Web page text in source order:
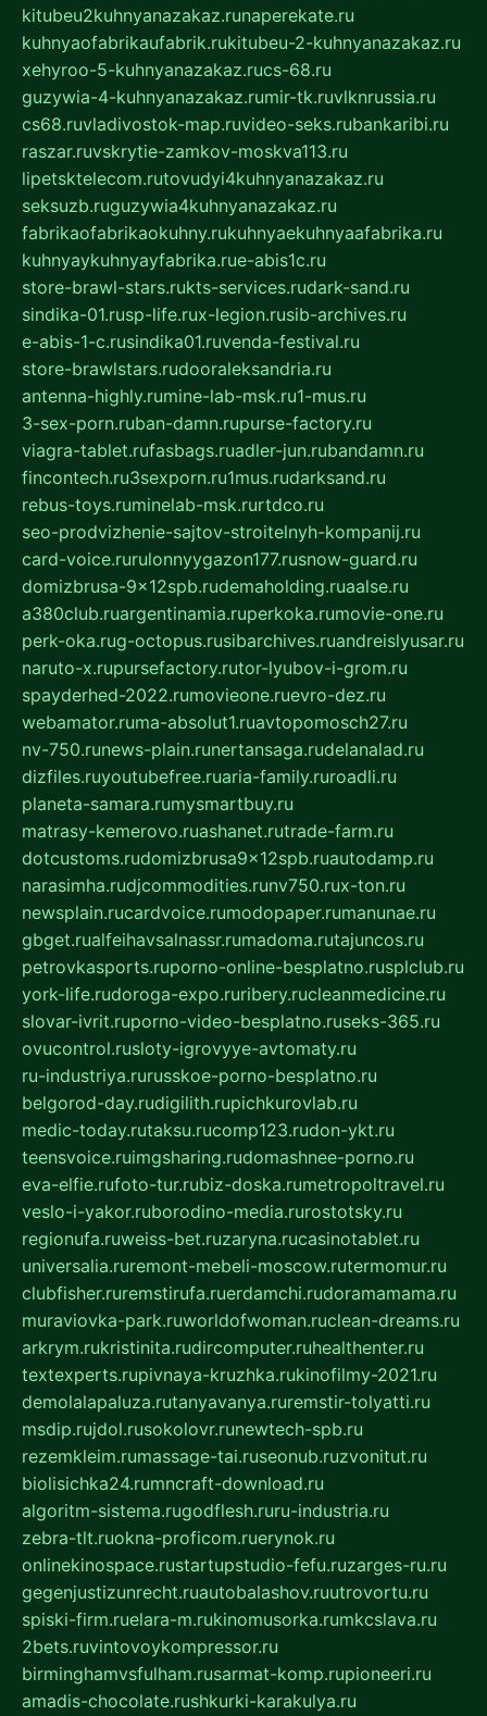
kitubeu2kuhnyanazakaz.runaperekate.ru
kuhnyaofabrikaufabrik.rukitubeu-2-kuhnyanazakaz.ru
xehyroo-5-kuhnyanazakaz.rucs-68.ru
guzywia-4-kuhnyanazakaz.rumir-tk.ruvlknrussia.ru
cs68.ruvladivostok-map.ruvideo-seks.rubankaribi.ru
raszar.ruvskrytie-zamkov-moskva113.ru
lipetsktelecom.rutovudyi4kuhnyanazakaz.ru
seksuzb.ruguzywia4kuhnyanazakaz.ru
fabrikaofabrikaokuhny.rukuhnyaekuhnyaafabrika.ru
kuhnyaykuhnyayfabrika.rue-abis1c.ru
store-brawl-stars.rukts-services.rudark-sand.ru
sindika-01.rusp-life.rux-legion.rusib-archives.ru
e-abis-1-c.rusindika01.ruvenda-festival.ru
store-brawlstars.rudooraleksandria.ru
antenna-highly.rumine-lab-msk.ru1-mus.ru
3-sex-porn.ruban-damn.rupurse-factory.ru
viagra-tablet.rufasbags.ruadler-jun.rubandamn.ru
fincontech.ru3sexporn.ru1mus.rudarksand.ru
rebus-toys.ruminelab-msk.rurtdco.ru
seo-prodvizhenie-sajtov-stroitelnyh-kompanij.ru
card-voice.rurulonnyygazon177.rusnow-guard.ru
domizbrusa-9x12spb.rudemaholding.ruaalse.ru
a380club.ruargentinamia.ruperkoka.rumovie-one.ru
perk-oka.rug-octopus.rusibarchives.ruandreislyusar.ru
naruto-x.rupursefactory.rutor-lyubov-i-grom.ru
spayderhed-2022.rumovieone.ruevro-dez.ru
webamator.ruma-absolut1.ruavtopomosch27.ru
nv-750.runews-plain.runertansaga.rudelanalad.ru
dizfiles.ruyoutubefree.ruaria-family.ruroadli.ru
planeta-samara.rumysmartbuy.ru
matrasy-kemerovo.ruashanet.rutrade-farm.ru
dotcustoms.rudomizbrusa9x12spb.ruautodamp.ru
narasimha.rudjcommodities.runv750.rux-ton.ru
newsplain.rucardvoice.rumodopaper.rumanunae.ru
gbget.rualfeihavsalnassr.rumadoma.rutajuncos.ru
petrovkasports.ruporno-online-besplatno.rusplclub.ru
york-life.rudoroga-expo.ruribery.rucleanmedicine.ru
slovar-ivrit.ruporno-video-besplatno.ruseks-365.ru
ovucontrol.rusloty-igrovyye-avtomaty.ru
ru-industriya.rurusskoe-porno-besplatno.ru
belgorod-day.rudigilith.rupichkurovlab.ru
medic-today.rutaksu.rucomp123.rudon-ykt.ru
teensvoice.ruimgsharing.rudomashnee-porno.ru
eva-elfie.rufoto-tur.rubiz-doska.rumetropoltravel.ru
veslo-i-yakor.ruborodino-media.rurostotsky.ru
regionufa.ruweiss-bet.ruzaryna.rucasinotablet.ru
universalia.ruremont-mebeli-moscow.rutermomur.ru
clubfisher.ruremstirufa.ruerdamchi.rudoramamama.ru
muraviovka-park.ruworldofwoman.ruclean-dreams.ru
arkrym.rukristinita.rudircomputer.ruhealthenter.ru
textexperts.rupivnaya-kruzhka.rukinofilmy-2021.ru
demolalapaluza.rutanyavanya.ruremstir-tolyatti.ru
msdip.rujdol.rusokolovr.runewtech-spb.ru
rezemkleim.rumassage-tai.ruseonub.ruzvonitut.ru
biolisichka24.rumncraft-download.ru
algoritm-sistema.rugodflesh.ruru-industria.ru
zebra-tlt.ruokna-proficom.ruerynok.ru
onlinekinospace.rustartupstudio-fefu.ruzarges-ru.ru
gegenjustizunrecht.ruautobalashov.ruutrovortu.ru
spiski-firm.ruelara-m.rukinomusorka.rumkcslava.ru
2bets.ruvintovoykompressor.ru
birminghamvsfulham.rusarmat-komp.rupioneeri.ru
amadis-chocolate.rushkurki-karakulya.ru